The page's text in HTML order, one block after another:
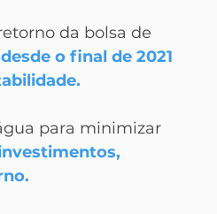
da bolsa de
o final de 2021
para minimizar